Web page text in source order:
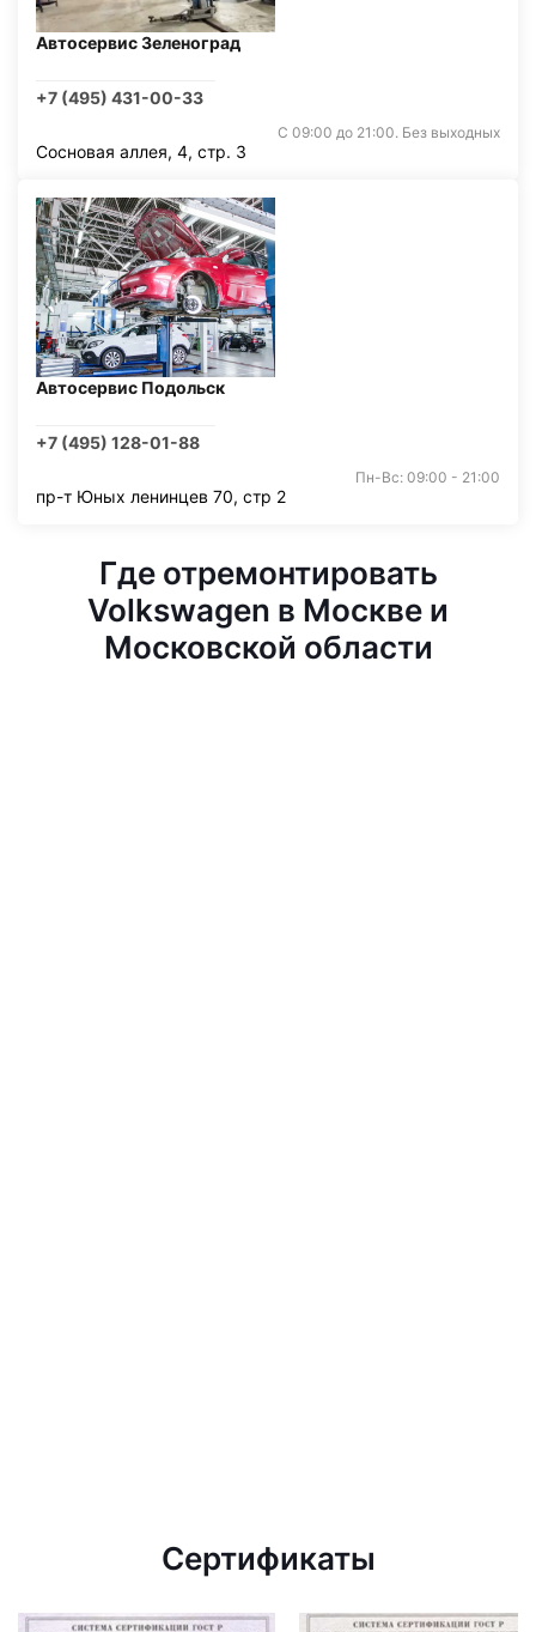
Автосервис Зеленоград
+7 (495) 431-00-33
С 09:00 до 21:00. Без выходных
Сосновая аллея, 4, стр. 3
Автосервис Подольск
+7 (495) 128-01-88
Пн-Вс: 09:00 - 21:00
пр-т Юных ленинцев 70, стр 2
Где отремонтировать
Volkswagen в Москве и
Московской области
Сертификаты